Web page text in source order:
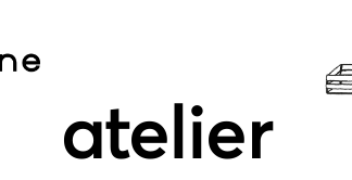
atelier